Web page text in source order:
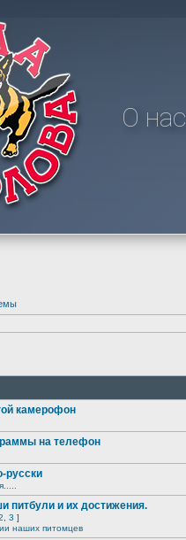
О нас
камерофон
на телефон
русски
питбули и их достижения.
3 ]
наших питомцев